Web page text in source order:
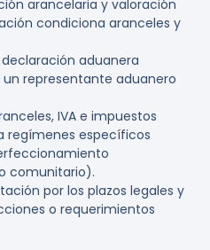
arancelaria y valoración
condiciona aranceles y
aduanera
representante aduanero
IVA e impuestos
regímenes específicos
comunitario).
por los plazos legales y
o requerimientos